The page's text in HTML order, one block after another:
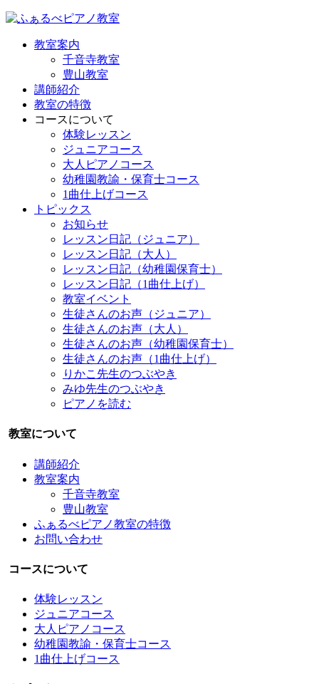
教室案内
千音寺教室
豊山教室
講師紹介
教室の特徴
コースについて
体験レッスン
ジュニアコース
大人ピアノコース
幼稚園教諭・保育士コース
1曲仕上げコース
トピックス
お知らせ
レッスン日記（ジュニア）
レッスン日記（大人）
レッスン日記（幼稚園保育士）
レッスン日記（1曲仕上げ）
教室イベント
生徒さんのお声（ジュニア）
生徒さんのお声（大人）
生徒さんのお声（幼稚園保育士）
生徒さんのお声（1曲仕上げ）
りかこ先生のつぶやき
みゆ先生のつぶやき
ピアノを読む
教室について
講師紹介
教室案内
千音寺教室
豊山教室
ふぁるべピアノ教室の特徴
お問い合わせ
コースについて
体験レッスン
ジュニアコース
大人ピアノコース
幼稚園教諭・保育士コース
1曲仕上げコース